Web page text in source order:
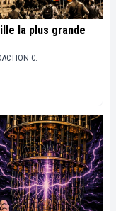
la plus grande
C.